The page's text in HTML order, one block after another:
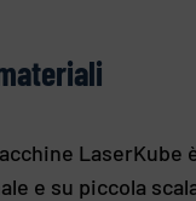
e su piccola